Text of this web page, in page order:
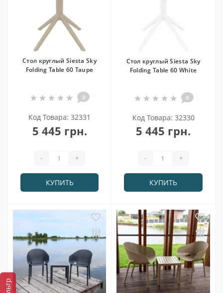
Cтол круглый Siesta Sky
Folding Table 60 Taupe
0
Код Товара: 32331
5 445 грн.
- +
КУПИТЬ
Cтол круглый Siesta Sky
Folding Table 60 White
0
Код Товара: 32330
5 445 грн.
- +
КУПИТЬ